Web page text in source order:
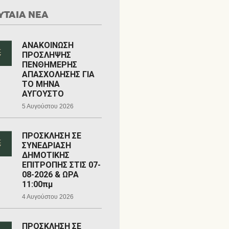
ΝΕΑ
ΑΝΑΚΟΙΝΩΣΗ
ΠΡΟΣΛΗΨΗΣ
ΠΕΝΘΗΜΕΡΗΣ
ΑΠΑΣΧΟΛΗΣΗΣ ΓΙΑ
ΤΟ ΜΗΝΑ
ΑΥΓΟΥΣΤΟ
5 Αυγούστου 2026
ΠΡΟΣΚΛΗΣΗ ΣΕ
ΣΥΝΕΔΡΙΑΣΗ
ΔΗΜΟΤΙΚΗΣ
ΕΠΙΤΡΟΠΗΣ ΣΤΙΣ 07-
08-2026 & ΩΡΑ
11:00πμ
4 Αυγούστου 2026
ΠΡΟΣΚΛΗΣΗ ΣΕ